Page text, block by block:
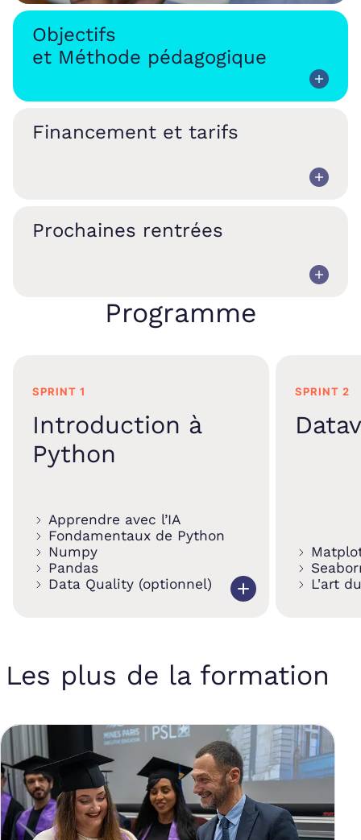
Objectifs
et Méthode pédagogique
Financement et tarifs
Prochaines rentrées
Programme
SPRINT 1
Introduction à
Python
Apprendre avec l’IA
Fondamentaux de Python
Numpy
Pandas
Data Quality (optionnel)
SPRINT 2
L'art
Les plus de la formation